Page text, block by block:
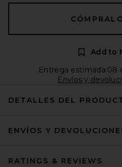
Add to
Entrega estimada:08
Envíos y
DETALLES DEL
ENVÍOS Y
RATINGS & REVIEWS